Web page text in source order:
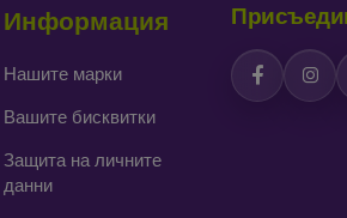
Информация
Нашите марки
Вашите бисквитки
Защита на личните
данни